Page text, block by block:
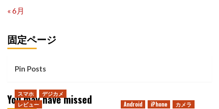
« 6月
固定ページ
Pin Posts
You may have missed
スマホ
デジカメ
レビュー
Android iPhone カメラ